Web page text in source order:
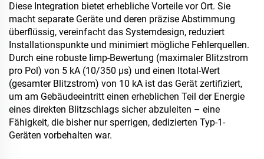
Diese Integration bietet erhebliche Vorteile vor Ort. Sie
macht separate Geräte und deren präzise Abstimmung
überflüssig, vereinfacht das Systemdesign, reduziert
Installationspunkte und minimiert mögliche Fehlerquellen.
Durch eine robuste Iimp-Bewertung (maximaler Blitzstrom
pro Pol) von 5 kA (10/350 µs) und einen Itotal-Wert
(gesamter Blitzstrom) von 10 kA ist das Gerät zertifiziert,
um am Gebäudeeintritt einen erheblichen Teil der Energie
eines direkten Blitzschlags sicher abzuleiten – eine
Fähigkeit, die bisher nur sperrigen, dedizierten Typ-1-
Geräten vorbehalten war.